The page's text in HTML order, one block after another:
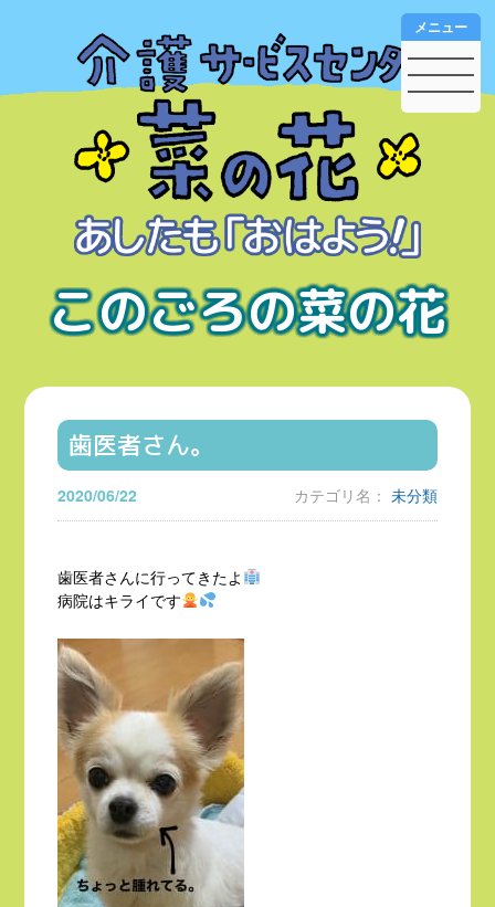
このごろの菜の花
メニュー
歯医者さん。
2020/06/22 カテゴリ名： 未分類
歯医者さんに行ってきたよ
病院はキライです